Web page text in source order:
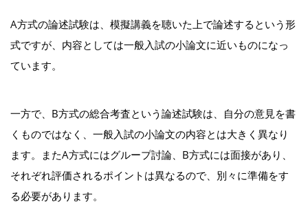
A方式の論述試験は、模擬講義を聴いた上で論述するという形
式ですが、内容としては一般入試の小論文に近いものになっ
ています。
一方で、B方式の総合考査という論述試験は、自分の意見を書
くものではなく、一般入試の小論文の内容とは大きく異なり
ます。またA方式にはグループ討論、B方式には面接があり、
それぞれ評価されるポイントは異なるので、別々に準備をす
る必要があります。